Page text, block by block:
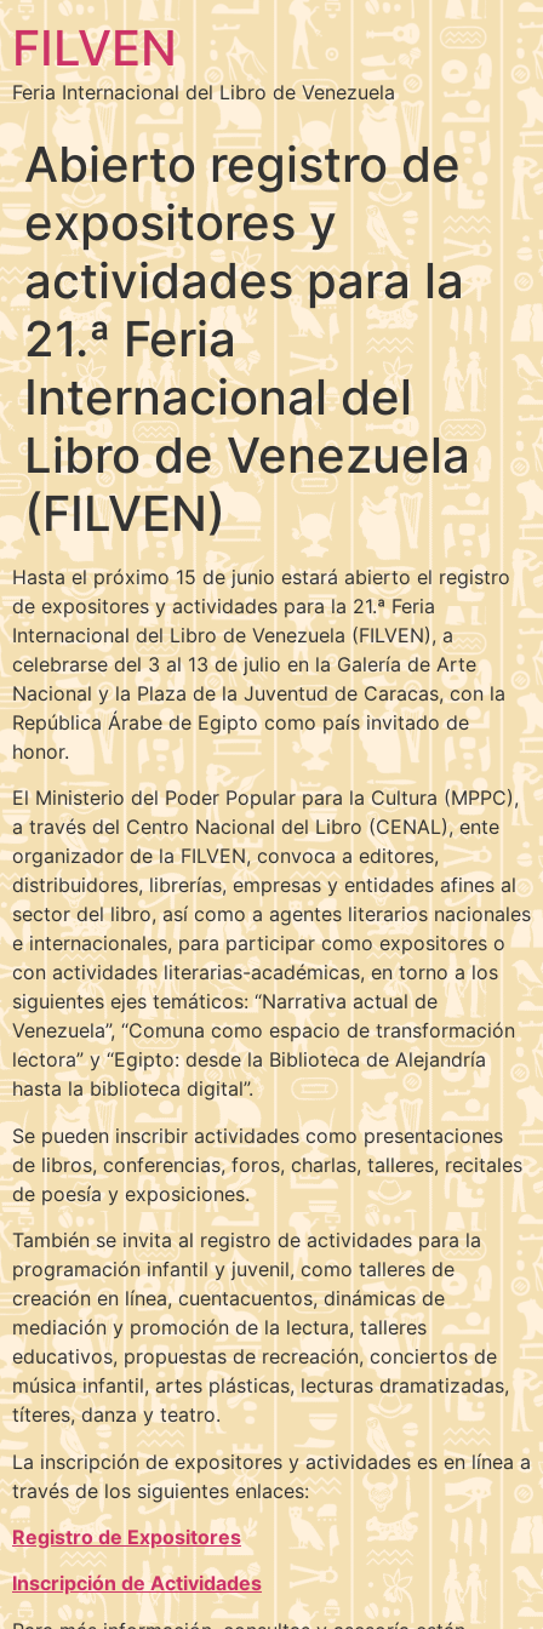
FILVEN
Feria Internacional del Libro de Venezuela
Abierto registro de
expositores y
actividades para la
21.ª Feria
Internacional del
Libro de Venezuela
(FILVEN)
Hasta el próximo 15 de junio estará abierto el registro
de expositores y actividades para la 21.ª Feria
Internacional del Libro de Venezuela (FILVEN), a
celebrarse del 3 al 13 de julio en la Galería de Arte
Nacional y la Plaza de la Juventud de Caracas, con la
República Árabe de Egipto como país invitado de
honor.
El Ministerio del Poder Popular para la Cultura (MPPC),
a través del Centro Nacional del Libro (CENAL), ente
organizador de la FILVEN, convoca a editores,
distribuidores, librerías, empresas y entidades afines al
sector del libro, así como a agentes literarios nacionales
e internacionales, para participar como expositores o
con actividades literarias-académicas, en torno a los
siguientes ejes temáticos: “Narrativa actual de
Venezuela”, “Comuna como espacio de transformación
lectora” y “Egipto: desde la Biblioteca de Alejandría
hasta la biblioteca digital”.
Se pueden inscribir actividades como presentaciones
de libros, conferencias, foros, charlas, talleres, recitales
de poesía y exposiciones.
También se invita al registro de actividades para la
programación infantil y juvenil, como talleres de
creación en línea, cuentacuentos, dinámicas de
mediación y promoción de la lectura, talleres
educativos, propuestas de recreación, conciertos de
música infantil, artes plásticas, lecturas dramatizadas,
títeres, danza y teatro.
La inscripción de expositores y actividades es en línea a
través de los siguientes enlaces:
Registro de Expositores
Inscripción de Actividades